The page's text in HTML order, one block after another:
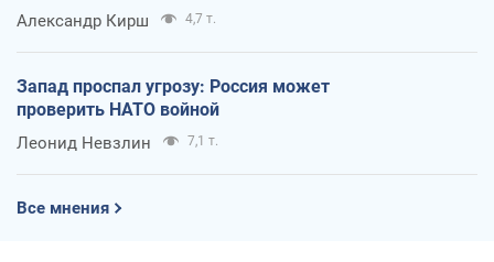
Александр Кирш 4,7 т.
Запад проспал угрозу: Россия может
проверить НАТО войной
Леонид Невзлин 7,1 т.
Все мнения